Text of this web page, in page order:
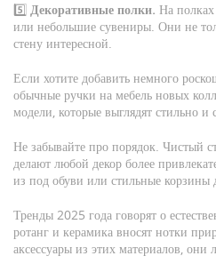
5️⃣ Декоративные полки. На
или небольшие сувениры. Они не
стену интересной.
Если хотите добавить немного
обычные ручки на мебель новых
модели, которые выглядят стильно и
Не забывайте про порядок. Чистый
делают любой декор более
из под обуви или стильные корзины
Тренды 2025 года говорят о
ротанг и керамика вносят нотки
аксессуары из этих материалов, они